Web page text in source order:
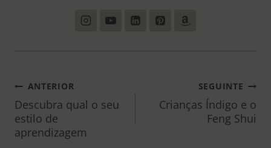
NAVEGAÇÃO
DE
POST
ANTERIOR
Descubra qual o seu
estilo de
aprendizagem
SEGUINTE
Crianças Índigo e o
Feng Shui